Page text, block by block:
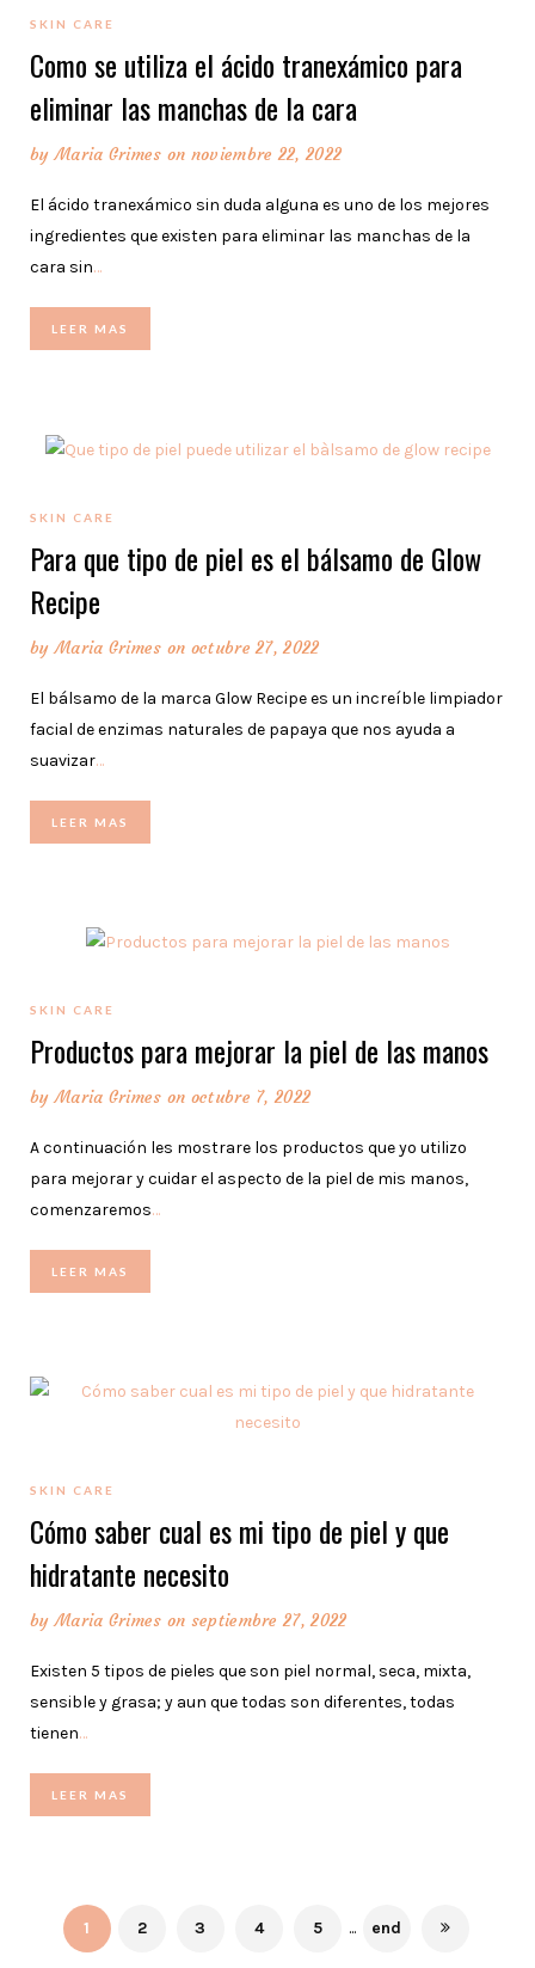
SKIN CARE
Como se utiliza el ácido tranexámico para
eliminar las manchas de la cara
byMaria Grimes on noviembre 22, 2022
El ácido tranexámico sin duda alguna es uno de los mejores
ingredientes que existen para eliminar las manchas de la
cara sin…
LEER MAS
SKIN CARE
Para que tipo de piel es el bálsamo de Glow
Recipe
byMaria Grimes on octubre 27, 2022
El bálsamo de la marca Glow Recipe es un increíble limpiador
facial de enzimas naturales de papaya que nos ayuda a
suavizar…
LEER MAS
SKIN CARE
Productos para mejorar la piel de las manos
byMaria Grimes on octubre 7, 2022
A continuación les mostrare los productos que yo utilizo
para mejorar y cuidar el aspecto de la piel de mis manos,
comenzaremos…
LEER MAS
SKIN CARE
Cómo saber cual es mi tipo de piel y que
hidratante necesito
byMaria Grimes on septiembre 27, 2022
Existen 5 tipos de pieles que son piel normal, seca, mixta,
sensible y grasa; y aun que todas son diferentes, todas
tienen…
LEER MAS
1 2 3 4 5 ... end